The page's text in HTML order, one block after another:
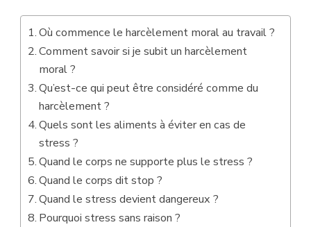
Où commence le harcèlement moral au travail ?
Comment savoir si je subit un harcèlement
moral ?
Qu’est-ce qui peut être considéré comme du
harcèlement ?
Quels sont les aliments à éviter en cas de
stress ?
Quand le corps ne supporte plus le stress ?
Quand le corps dit stop ?
Quand le stress devient dangereux ?
Pourquoi stress sans raison ?